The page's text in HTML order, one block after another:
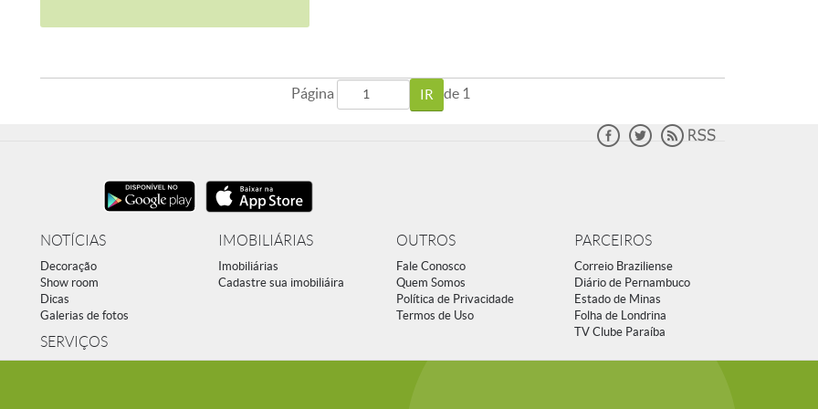
Página de 1
NOTÍCIAS
Decoração
Show room
Dicas
Galerias de fotos
SERVIÇOS
IMOBILIÁRIAS
Imobiliárias
Cadastre sua imobiliáira
OUTROS
Fale Conosco
Quem Somos
Política de Privacidade
Termos de Uso
PARCEIROS
Correio Braziliense
Diário de Pernambuco
Estado de Minas
Folha de Londrina
TV Clube Paraíba